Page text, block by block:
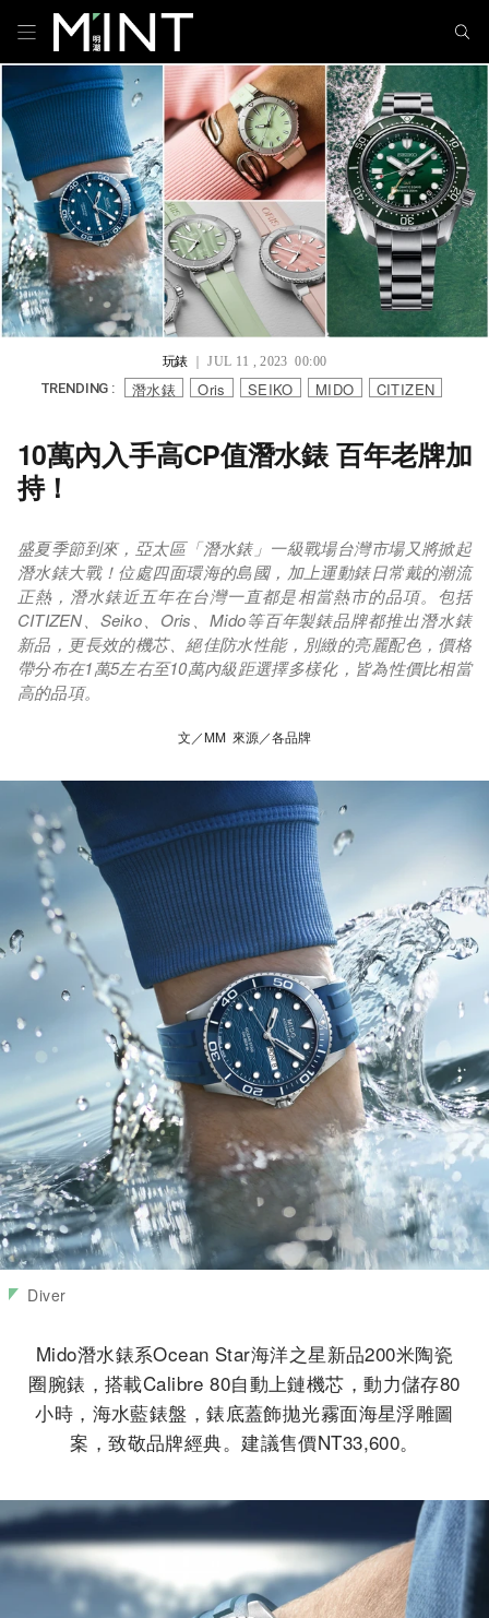
玩錶｜ JUL 11 , 2023 00:00
TRENDING : 潛水錶 Oris SEIKO MIDO CITIZEN
10萬內入手高CP值潛水錶 百年老牌加
持！
盛夏季節到來，亞太區「潛水錶」一級戰場台灣市場又將掀起
潛水錶大戰！位處四面環海的島國，加上運動錶日常戴的潮流
正熱，潛水錶近五年在台灣一直都是相當熱市的品項。包括
CITIZEN、Seiko、Oris、Mido等百年製錶品牌都推出潛水錶
新品，更長效的機芯、絕佳防水性能，別緻的亮麗配色，價格
帶分布在1萬5左右至10萬內級距選擇多樣化，皆為性價比相當
高的品項。
文／MM 來源／各品牌
Diver
Mido潛水錶系Ocean Star海洋之星新品200米陶瓷
圈腕錶，搭載Calibre 80自動上鏈機芯，動力儲存80
小時，海水藍錶盤，錶底蓋飾拋光霧面海星浮雕圖
案，致敬品牌經典。建議售價NT33,600。